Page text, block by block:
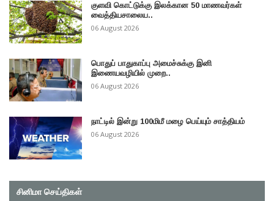
குளவி கொட்டுக்கு இலக்கான 50 மாணவர்கள்
வைத்தியசாலைய..
06 August 2026
பொதுப் பாதுகாப்பு அமைச்சுக்கு இனி
இணையவழியில் முறை..
06 August 2026
நாட்டில் இன்று 100மிமீ மழை பெய்யும் சாத்தியம்
06 August 2026
சினிமா செய்திகள்